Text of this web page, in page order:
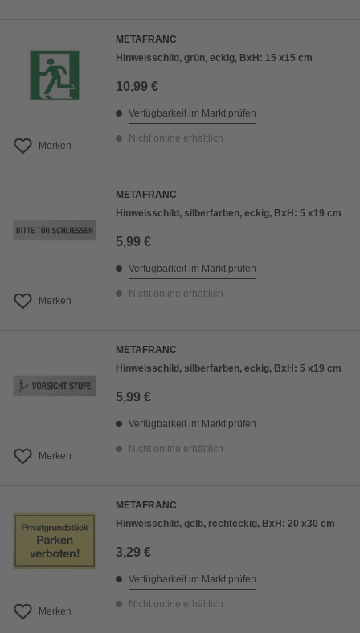
Merken
METAFRANC
Hinweisschild, grün, eckig, BxH: 15 x15 cm
10,99 €
Verfügbarkeit im Markt prüfen
Nicht online erhältlich
Merken
METAFRANC
Hinweisschild, silberfarben, eckig, BxH: 5 x19 cm
5,99 €
Verfügbarkeit im Markt prüfen
Nicht online erhältlich
Merken
METAFRANC
Hinweisschild, silberfarben, eckig, BxH: 5 x19 cm
5,99 €
Verfügbarkeit im Markt prüfen
Nicht online erhältlich
Merken
METAFRANC
Hinweisschild, gelb, rechteckig, BxH: 20 x30 cm
3,29 €
Verfügbarkeit im Markt prüfen
Nicht online erhältlich